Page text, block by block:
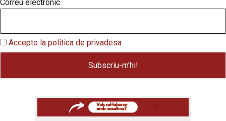
Correu electrònic
Accepto la política de privadesa